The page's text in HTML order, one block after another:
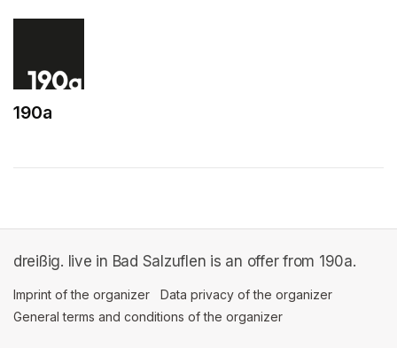
190a
dreißig. live in Bad Salzuflen is an offer from 190a.
Imprint of the organizer (opens in a new tab)
Data privacy of the organizer
General terms and conditions of the organizer